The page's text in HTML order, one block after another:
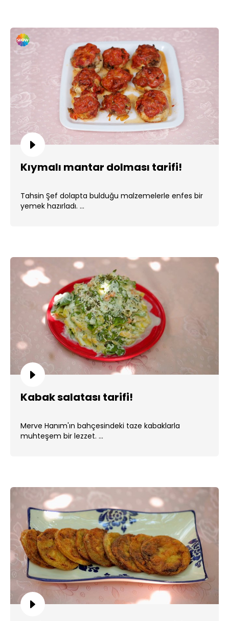
Kıymalı mantar dolması tarifi!
Tahsin Şef dolapta bulduğu malzemelerle enfes bir
yemek hazırladı. ...
Kabak salatası tarifi!
Merve Hanım'ın bahçesindeki taze kabaklarla
muhteşem bir lezzet. ...